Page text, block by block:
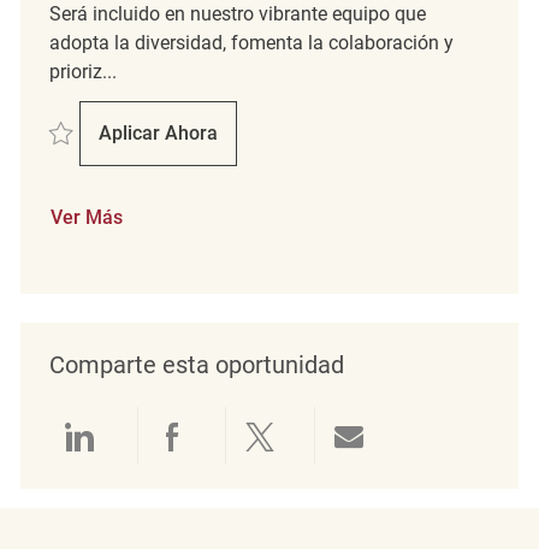
Será incluido en nuestro vibrante equipo que
adopta la diversidad, fomenta la colaboración y
prioriz...
Salvar Retail Department Coordinator REQ135462
Aplicar Ahora
Retail Department Coordinator
Ver Más
Comparte esta oportunidad
Compartir a través de LinkedIn
Compartir a través de
Compartir a través